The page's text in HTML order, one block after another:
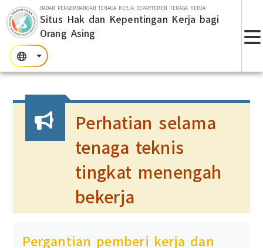
Lompat ke bagian utama
BADAN PENGEMBANGAN TENAGA KERJA DEPARTEMEN TENAGA KERJA
Situs Hak dan Kepentingan Kerja bagi
Orang Asing
:::
:::
Perhatian selama
tenaga teknis
tingkat menengah
bekerja
Pergantian pemberi kerja dan